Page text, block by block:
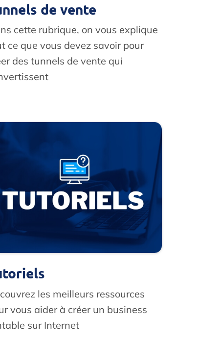
de vente
cette rubrique, on vous explique
ce que vous devez savoir pour
des tunnels de vente qui
les meilleurs ressources
vous aider à créer un business
sur Internet